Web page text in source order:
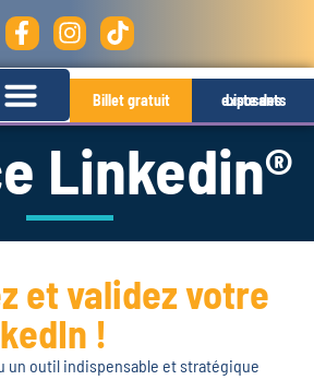
Billet gratuit Liste des exposants
Linkedin®
et validez votre
!
un outil indispensable et stratégique